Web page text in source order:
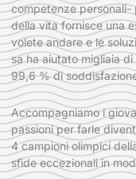
competenze personali-
della vita fornisce una
volete andare e le
sa ha aiutato migliaia
99,6 % di
Accompagniamo i
passioni per farle
4 campioni olimpici
sfide eccezionali in